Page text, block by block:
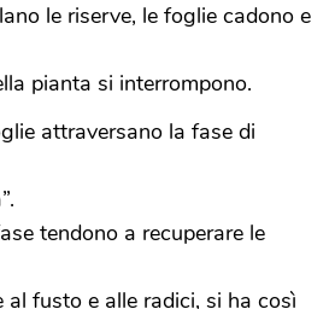
le riserve, le foglie cadono e
pianta si interrompono.
attraversano la fase di
tendono a recuperare le
fusto e alle radici, si ha così